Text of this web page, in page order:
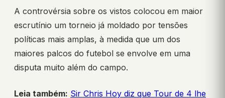
A controvérsia sobre os vistos colocou em maior
escrutínio um torneio já moldado por tensões
políticas mais amplas, à medida que um dos
maiores palcos do futebol se envolve em uma
disputa muito além do campo.
Leia também: Sir Chris Hoy diz que Tour de 4 lhe